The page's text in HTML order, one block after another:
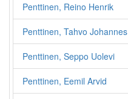
Penttinen, Reino Henrik
Penttinen, Tahvo Johannes
Penttinen, Seppo Uolevi
Penttinen, Eemil Arvid